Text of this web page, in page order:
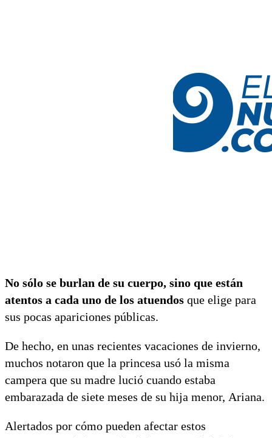
No sólo se burlan de su cuerpo, sino que están
atentos a cada uno de los atuendos que elige para
sus pocas apariciones públicas.
De hecho, en unas recientes vacaciones de invierno,
muchos notaron que la princesa usó la misma
campera que su madre lució cuando estaba
embarazada de siete meses de su hija menor, Ariana.
Alertados por cómo pueden afectar estos